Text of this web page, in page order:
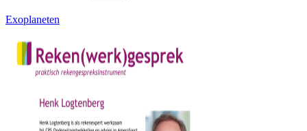
Exoplaneten